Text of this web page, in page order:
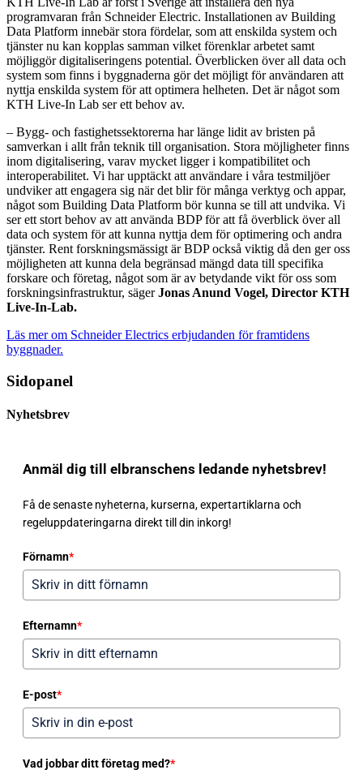
programvaran från Schneider Electric. Installationen av Building
Data Platform innebär stora fördelar, som att enskilda system och
tjänster nu kan kopplas samman vilket förenklar arbetet samt
möjliggör digitaliseringens potential. Överblicken över all data och
system som finns i byggnaderna gör det möjligt för användaren att
nyttja enskilda system för att optimera helheten. Det är något som
KTH Live-In Lab ser ett behov av.
– Bygg- och fastighetssektorerna har länge lidit av bristen på
samverkan i allt från teknik till organisation. Stora möjligheter finns
inom digitalisering, varav mycket ligger i kompatibilitet och
interoperabilitet. Vi har upptäckt att användare i våra testmiljöer
undviker att engagera sig när det blir för många verktyg och appar,
något som Building Data Platform bör kunna se till att undvika. Vi
ser ett stort behov av att använda BDP för att få överblick över all
data och system för att kunna nyttja dem för optimering och andra
tjänster. Rent forskningsmässigt är BDP också viktig då den ger oss
möjligheten att kunna dela begränsad mängd data till specifika
forskare och företag, något som är av betydande vikt för oss som
forskningsinfrastruktur, sägerJonas Anund Vogel, Director KTH
Live-In-Lab.
Läs mer om Schneider Electrics erbjudanden för framtidens
byggnader.
Sidopanel
Nyhetsbrev
Anmäl dig till elbranschens ledande nyhetsbrev!
Få de senaste nyheterna, kurserna, expertartiklarna och
regeluppdateringarna direkt till din inkorg!
Förnamn*
Efternamn*
E-post*
Vad jobbar ditt företag med?*